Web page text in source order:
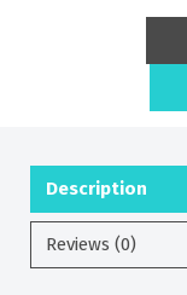
Description
Reviews (0)